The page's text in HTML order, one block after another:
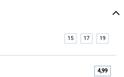
15 17 19
4,99